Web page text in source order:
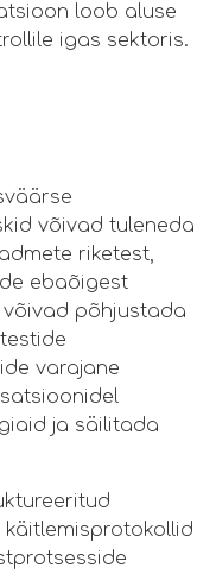
loob aluse
igas sektoris.
võivad tuleneda
riketest,
ebaõigest
võivad põhjustada
varajane
ja säilitada